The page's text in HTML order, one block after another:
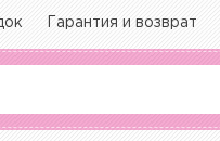
Гарантия и возврат